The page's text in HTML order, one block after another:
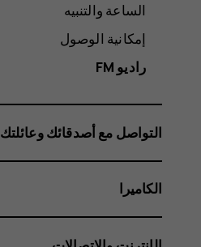
الساعة والتنبيه
إمكانية الوصول
راديو FM
التواصل مع أصدقائك وعائلتك
الكاميرا